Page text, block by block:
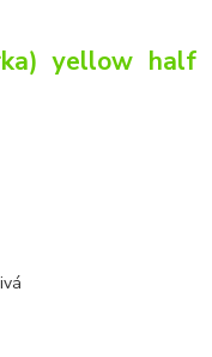
yellow half